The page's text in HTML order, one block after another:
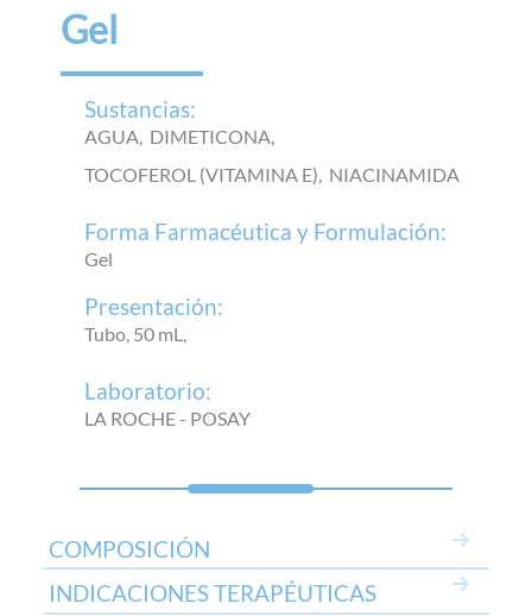
Gel
Sustancias:
AGUA, DIMETICONA,
TOCOFEROL (VITAMINA E), NIACINAMIDA
Forma Farmacéutica y Formulación:
Gel
Presentación:
Tubo, 50 mL,
Laboratorio:
LA ROCHE - POSAY
COMPOSICIÓN
INDICACIONES TERAPÉUTICAS